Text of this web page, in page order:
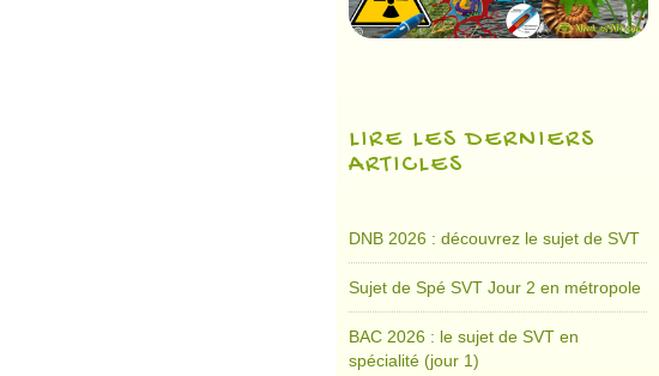
LIRE LES DERNIERS
ARTICLES
DNB 2026 : découvrez le sujet de SVT
Sujet de Spé SVT Jour 2 en métropole
BAC 2026 : le sujet de SVT en
spécialité (jour 1)